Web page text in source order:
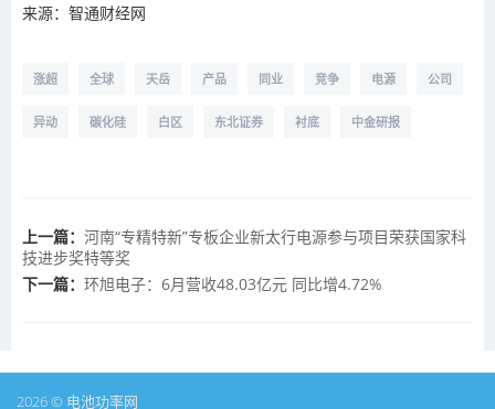
来源：智通财经网
涨超 全球 天岳 产品 同业 竞争 电源 公司
异动 碳化硅 白区 东北证券 衬底 中金研报
上一篇： 河南“专精特新”专板企业新太行电源参与项目荣获国家科
技进步奖特等奖
下一篇： 环旭电子：6月营收48.03亿元 同比增4.72%
2026 © 电池功率网